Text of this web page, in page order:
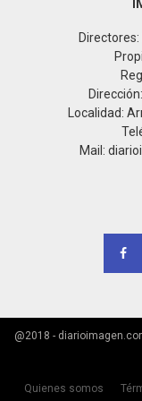
Localidad:
Mail:
@2018 -
Quienes somos